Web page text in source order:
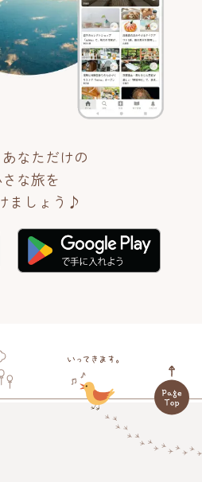
なただけの
な旅を
ましょう♪